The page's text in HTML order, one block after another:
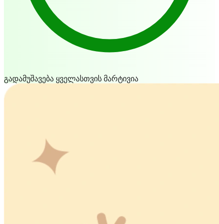
გადამუშავება ყველასთვის მარტივია